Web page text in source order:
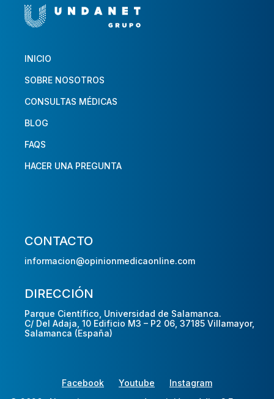
INICIO
SOBRE NOSOTROS
CONSULTAS MÉDICAS
BLOG
FAQS
HACER UNA PREGUNTA
CONTACTO
informacion@opinionmedicaonline.com
DIRECCIÓN
Parque Científico, Universidad de Salamanca.
C/ Del Adaja, 10 Edificio M3 – P2 06, 37185 Villamayor,
Salamanca (España)
Facebook Youtube
Instagram